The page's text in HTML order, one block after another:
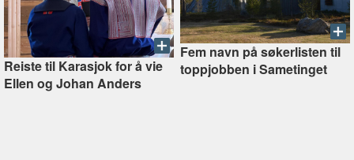
Reiste til Karasjok for å vie
Ellen og Johan Anders
Fem navn på søkerlisten til
toppjobben i Sametinget